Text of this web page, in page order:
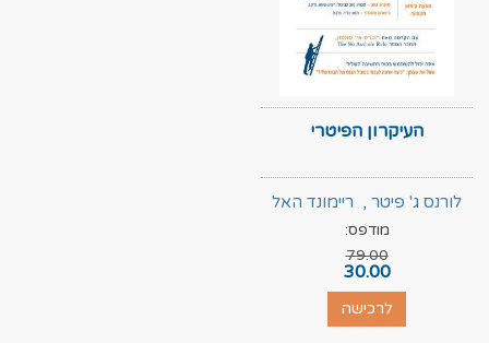
העיקרון הפיטרי
לורנס ג' פיטר , ריימונד האל
מודפס:
79.00
30.00
לרכישה